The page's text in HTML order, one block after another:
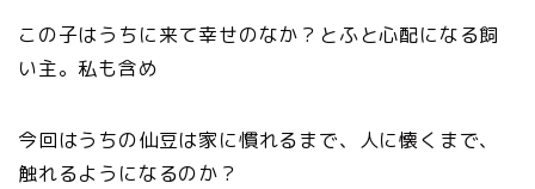
この子はうちに来て幸せのなか？とふと心配になる飼
い主。私も含め
今回はうちの仙豆は家に慣れるまで、人に懐くまで、
触れるようになるのか？